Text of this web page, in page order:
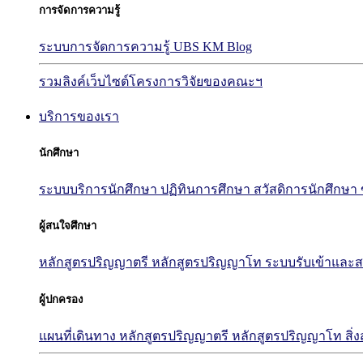
การจัดการความรู้
ระบบการจัดการความรู้ UBS KM Blog
รวมลิงค์เว็บไซต์โครงการวิจัยของคณะฯ
บริการของเรา
นักศึกษา
ระบบบริการนักศึกษา ปฏิทินการศึกษา สวัสดิการนักศึกษา
ผู้สนใจศึกษา
หลักสูตรปริญญาตรี หลักสูตรปริญญาโท ระบบรับเข้าและ
ผู้ปกครอง
แผนที่เดินทาง หลักสูตรปริญญาตรี หลักสูตรปริญญาโท สิ่